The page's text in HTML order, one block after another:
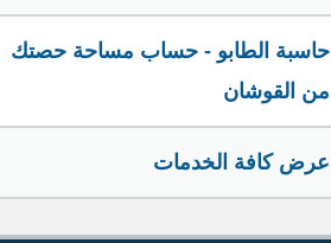
حاسبة الطابو - حساب مساحة حصتك
من القوشان
عرض كافة الخدمات